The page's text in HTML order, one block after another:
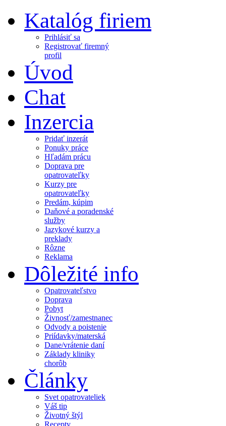
Katalóg firiem
Prihlásiť sa
Registrovať firemný
profil
Úvod
Chat
Inzercia
Pridať inzerát
Ponuky práce
Hľadám prácu
Doprava pre
opatrovateľky
Kurzy pre
opatrovateľky
Predám, kúpim
Daňové a poradenské
služby
Jazykové kurzy a
preklady
Rôzne
Reklama
Dôležité info
Opatrovateľstvo
Doprava
Pobyt
Živnosť/zamestnanec
Odvody a poistenie
Priídavky/materská
Dane/vrátenie daní
Základy kliniky
chorôb
Články
Svet opatrovateliek
Váš tip
Životný štýl
Recepty